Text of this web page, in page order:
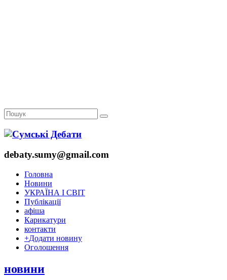
debaty.sumy@gmail.com
Головна
Новини
УКРАЇНА І СВІТ
Публікації
афіша
Карикатури
контакти
+Додати новину
Оголошення
новини